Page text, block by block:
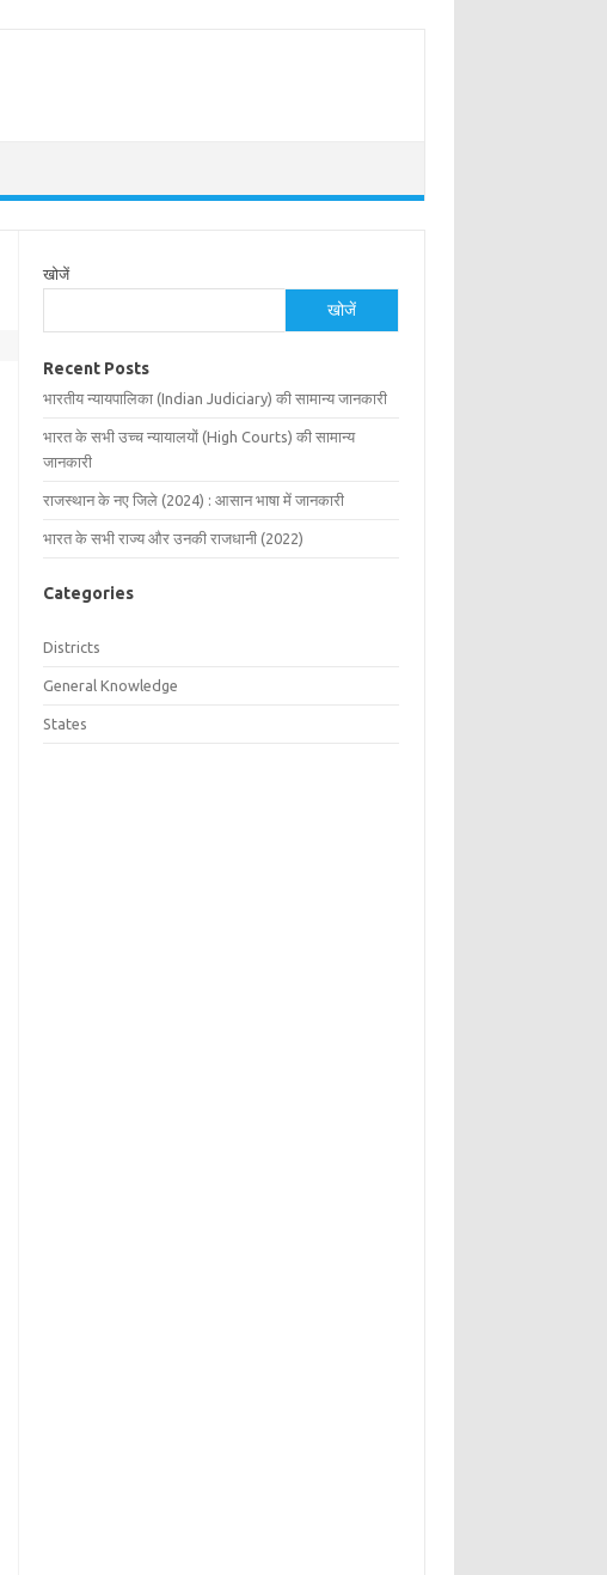
खोजें
खोजें
Recent Posts
भारतीय न्यायपालिका (Indian Judiciary) की सामान्य जानकारी
भारत के सभी उच्च न्यायालयों (High Courts) की सामान्य
जानकारी
राजस्थान के नए जिले (2024) : आसान भाषा में जानकारी
भारत के सभी राज्य और उनकी राजधानी (2022)
Categories
Districts
General Knowledge
States